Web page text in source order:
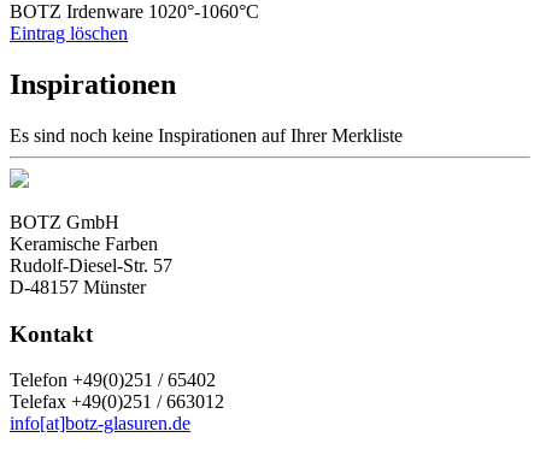
BOTZ Irdenware 1020°-1060°C
Eintrag löschen
Inspirationen
Es sind noch keine Inspirationen auf Ihrer Merkliste
BOTZ GmbH
Keramische Farben
Rudolf-Diesel-Str. 57
D-48157 Münster
Kontakt
Telefon +49(0)251 / 65402
Telefax +49(0)251 / 663012
info[at]botz-glasuren.de